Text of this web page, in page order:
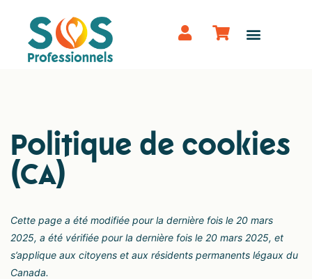
Politique de cookies
(CA)
Cette page a été modifiée pour la dernière fois le 20 mars
2025, a été vérifiée pour la dernière fois le 20 mars 2025, et
s’applique aux citoyens et aux résidents permanents légaux du
Canada.